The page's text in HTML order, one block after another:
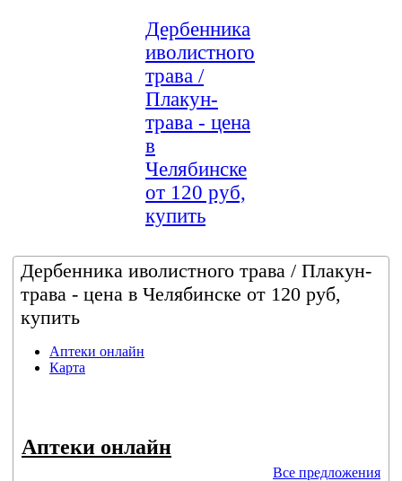
Дербенника
иволистного
трава /
Плакун-
трава - цена
в
Челябинске
от 120 руб,
купить
Дербенника иволистного трава / Плакун-
трава - цена в Челябинске от 120 руб,
купить
Аптеки онлайн
Карта
Аптеки онлайн
Все предложения